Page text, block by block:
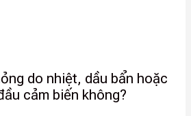
do nhiệt, dầu bẩn hoặc
cảm biến không?